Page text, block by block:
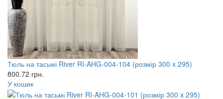
Тюль на тасьмі River RI-AHG-004-104 (розмір 300 x 295)
800.72 грн.
У кошик